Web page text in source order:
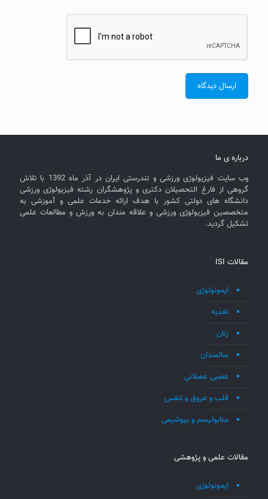
درباره ی ما
وب سایت فیزیولوژی ورزشی و تندرستی ایران در آذر ماه 1392 با تلاش
گروهی از فارغ التحصیلان دکتری و پژوهشگران رشته فیزیولوژی ورزشی
دانشگاه های دولتی کشور با هدف ارائه خدمات علمی و آموزشی به
متخصصین فیزیولوژی ورزشی و علاقه مندان به ورزش و مطالعات علمی
تشکیل گردید.
مقالات ISI
ایمونولوژی
تغذیه
زنان
سالمندان
عصبی عضلانی
قلب و عروق و تنفس
متابولیسم و بیوشیمی
مقالات علمی و پژوهشی
ایمونولوژی